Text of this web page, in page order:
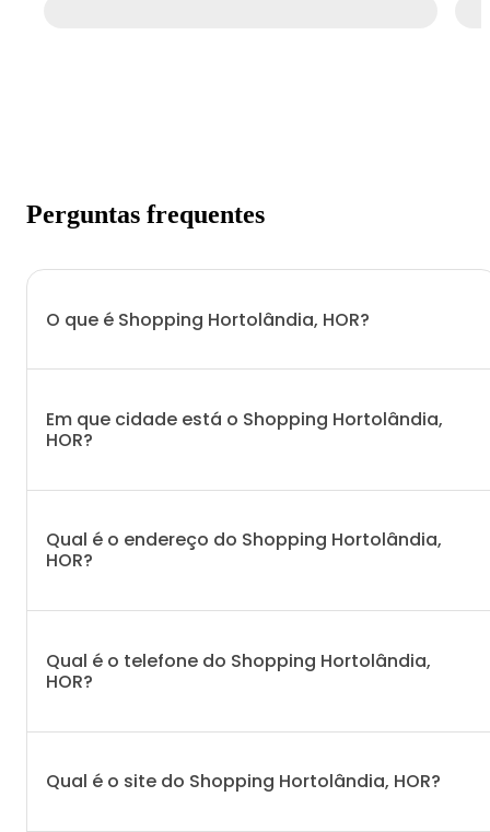
Perguntas frequentes
O que é Shopping Hortolândia, HOR?
Em que cidade está o Shopping Hortolândia,
HOR?
Qual é o endereço do Shopping Hortolândia,
HOR?
Qual é o telefone do Shopping Hortolândia,
HOR?
Qual é o site do Shopping Hortolândia, HOR?